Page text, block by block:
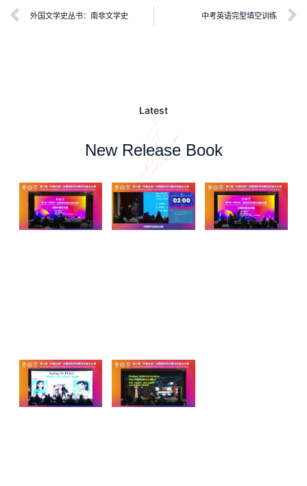
外国文学史丛书：南非文学史 中考英语完型填空训练
Latest
New Release Book